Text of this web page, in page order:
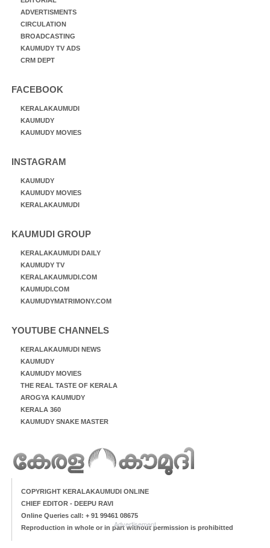
ADVERTISMENTS
CIRCULATION
BROADCASTING
KAUMUDY TV ADS
CRM DEPT
FACEBOOK
KERALAKAUMUDI
KAUMUDY
KAUMUDY MOVIES
INSTAGRAM
KAUMUDY
KAUMUDY MOVIES
KERALAKAUMUDI
KAUMUDI GROUP
KERALAKAUMUDI DAILY
KAUMUDY TV
KERALAKAUMUDI.COM
KAUMUDI.COM
KAUMUDYMATRIMONY.COM
YOUTUBE CHANNELS
KERALAKAUMUDI NEWS
KAUMUDY
KAUMUDY MOVIES
THE REAL TASTE OF KERALA
AROGYA KAUMUDY
KERALA 360
KAUMUDY SNAKE MASTER
COPYRIGHT KERALAKAUMUDI ONLINE
CHIEF EDITOR - DEEPU RAVI
Online Queries call: + 91 99461 08675
Reproduction in whole or in part without permission is prohibitted
Advertisement